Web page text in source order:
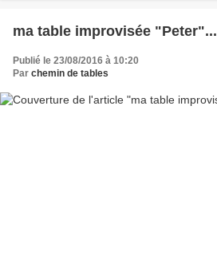
ma table improvisée "Peter"...
Publié le 23/08/2016 à 10:20
Par chemin de tables